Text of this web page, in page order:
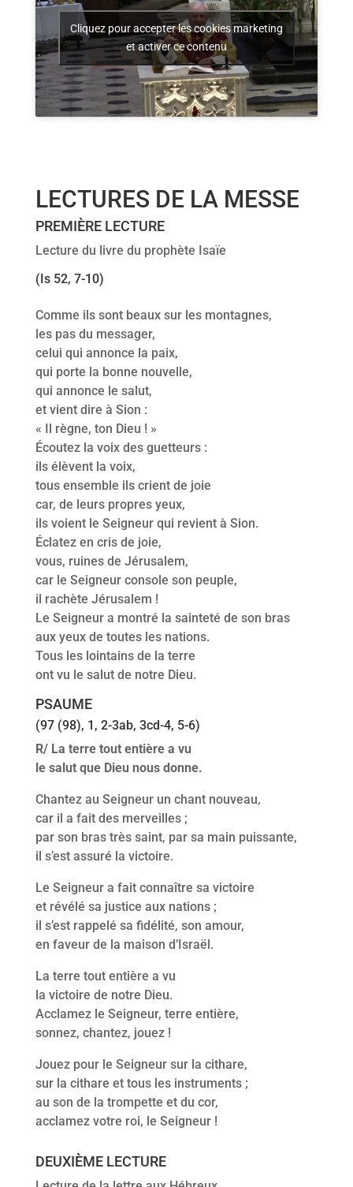
Cliquez pour accepter les cookies marketing
et activer ce contenu
LECTURES DE LA MESSE
PREMIÈRE LECTURE
Lecture du livre du prophète Isaïe
(Is 52, 7-10)
Comme ils sont beaux sur les montagnes,
les pas du messager,
celui qui annonce la paix,
qui porte la bonne nouvelle,
qui annonce le salut,
et vient dire à Sion :
« Il règne, ton Dieu ! »
Écoutez la voix des guetteurs :
ils élèvent la voix,
tous ensemble ils crient de joie
car, de leurs propres yeux,
ils voient le Seigneur qui revient à Sion.
Éclatez en cris de joie,
vous, ruines de Jérusalem,
car le Seigneur console son peuple,
il rachète Jérusalem !
Le Seigneur a montré la sainteté de son bras
aux yeux de toutes les nations.
Tous les lointains de la terre
ont vu le salut de notre Dieu.
PSAUME
(97 (98), 1, 2-3ab, 3cd-4, 5-6)
R/ La terre tout entière a vu
le salut que Dieu nous donne.
Chantez au Seigneur un chant nouveau,
car il a fait des merveilles ;
par son bras très saint, par sa main puissante,
il s’est assuré la victoire.
Le Seigneur a fait connaître sa victoire
et révélé sa justice aux nations ;
il s’est rappelé sa fidélité, son amour,
en faveur de la maison d’Israël.
La terre tout entière a vu
la victoire de notre Dieu.
Acclamez le Seigneur, terre entière,
sonnez, chantez, jouez !
Jouez pour le Seigneur sur la cithare,
sur la cithare et tous les instruments ;
au son de la trompette et du cor,
acclamez votre roi, le Seigneur !
DEUXIÈME LECTURE